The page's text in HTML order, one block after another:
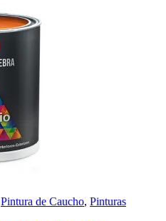
Pintura de Caucho, Pinturas